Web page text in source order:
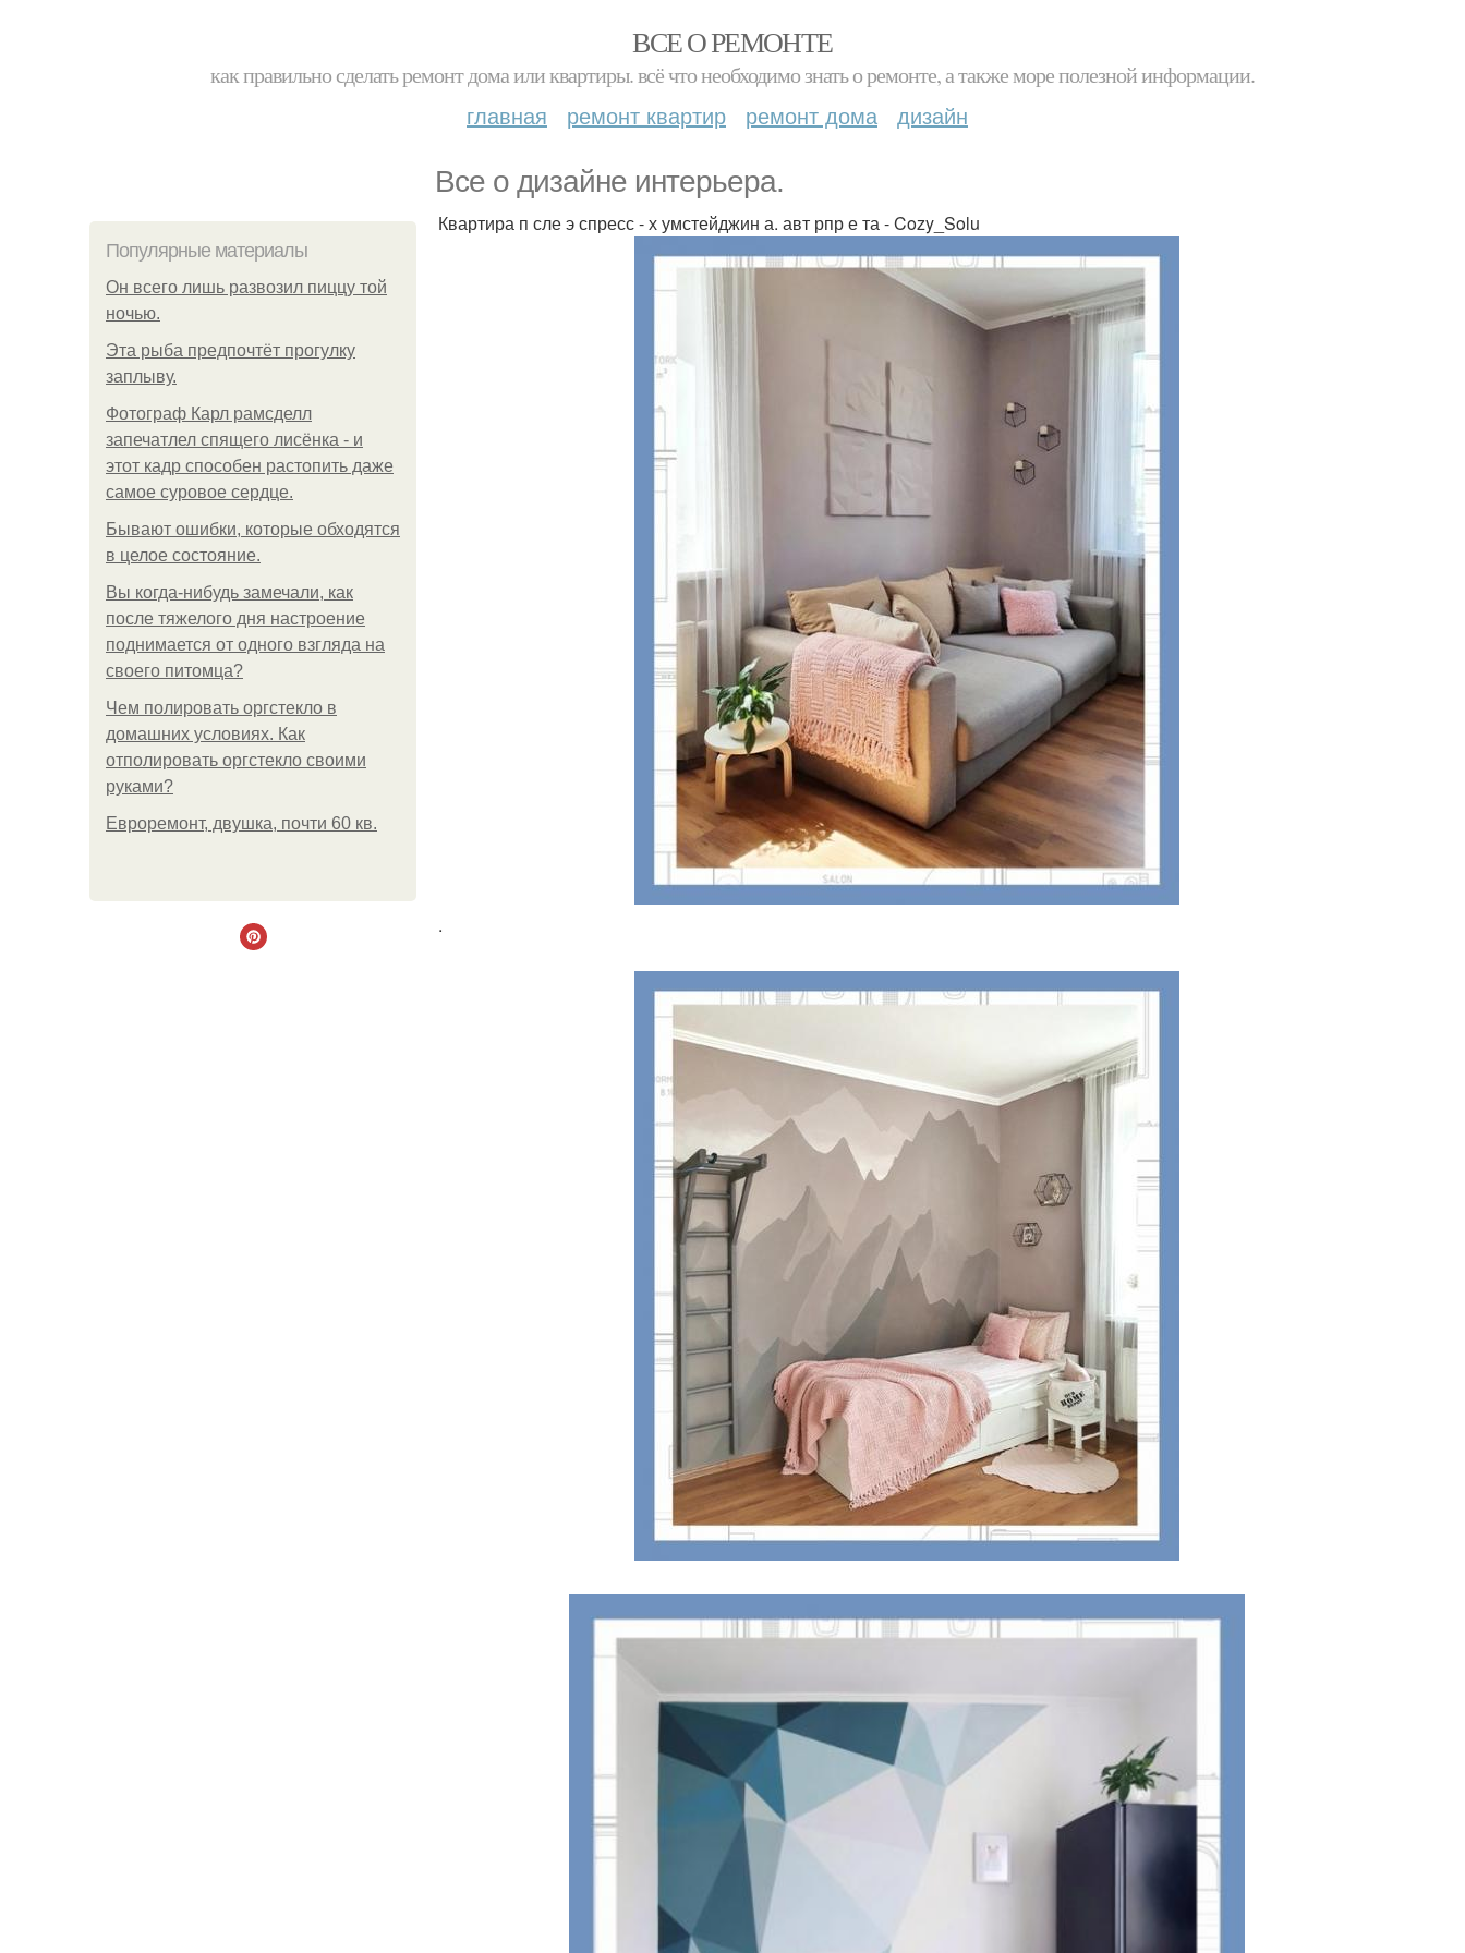
ВСЕ О РЕМОНТЕ
как правильно сделать ремонт дома или квартиры. всё что необходимо знать о ремонте, а также море полезной информации.
главная ремонт квартир ремонт дома дизайн
Все о дизайне интерьера.
Популярные материалы
Он всего лишь развозил пиццу той
ночью.
Эта рыба предпочтёт прогулку
заплыву.
Фотограф Карл рамсделл
запечатлел спящего лисёнка - и
этот кадр способен растопить даже
самое суровое сердце.
Бывают ошибки, которые обходятся
в целое состояние.
Вы когда-нибудь замечали, как
после тяжелого дня настроение
поднимается от одного взгляда на
своего питомца?
Чем полировать оргстекло в
домашних условиях. Как
отполировать оргстекло своими
руками?
Евроремонт, двушка, почти 60 кв.
Квартира п сле э спресс - х умстейджин а. авт рпр е та - Cozy_Solu
.